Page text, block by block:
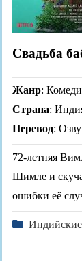
Свадьба
Жанр:
Страна:
Перевод:
72-летняя
Шимле и
ошибки её